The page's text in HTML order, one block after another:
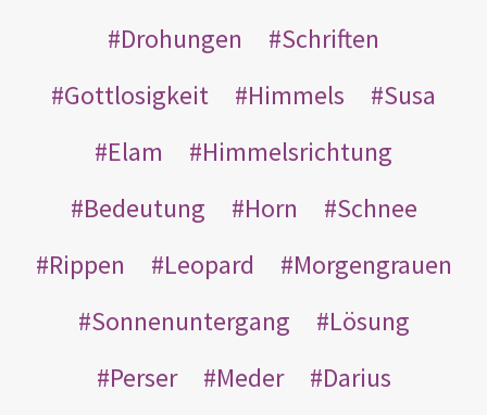
Drohungen
Schriften
Gottlosigkeit
Himmels
Susa
Elam
Himmelsrichtung
Bedeutung
Horn
Schnee
Rippen
Leopard
Morgengrauen
Sonnenuntergang
Lösung
Perser
Meder
Darius